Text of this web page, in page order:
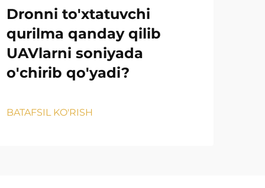
Dronni to'xtatuvchi
qurilma qanday qilib
UAVlarni soniyada
o'chirib qo'yadi?
BATAFSIL KO'RISH